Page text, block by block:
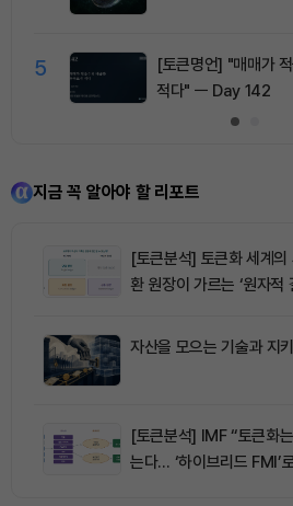
5
[토큰명언] "매매가
적다" ㅡ Day 142
지금 꼭 알아야 할 리포트
[토큰분석] 토큰화 세계의
환 원장이 가르는 ‘원자적
자산을 모으는 기술과 지
[토큰분석] IMF “토큰화
는다… ‘하이브리드 FMI’